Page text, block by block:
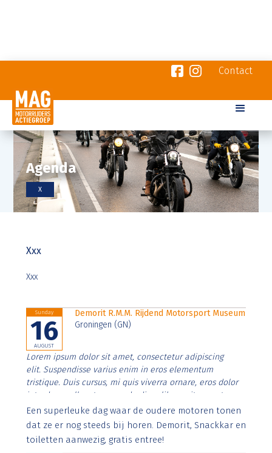
Contact
Agenda
X
Xxx
Xxx
Sunday
16
AUGUST
Demorit R.M.M. Rijdend Motorsport Museum
Groningen (GN)
Lorem ipsum dolor sit amet, consectetur adipiscing
elit. Suspendisse varius enim in eros elementum
tristique. Duis cursus, mi quis viverra ornare, eros dolor
interdum nulla, ut commodo diam libero vitae erat.
Aenean faucibus nibh et justo cursus id rutrum lorem
imperdiet. Nunc ut sem vitae risus tristique posuere.
Een superleuke dag waar de oudere motoren tonen
dat ze er nog steeds bij horen. Demorit, Snackkar en
toiletten aanwezig, gratis entree!